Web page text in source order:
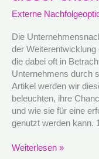
Externe
Die
der
die dabei oft in
Unternehmens durch
Artikel werden wir
beleuchten, ihre
und wie sie für eine
genutzt werden kann.
und
dieser
externen
Nachfolgeoption
Weiterlesen »